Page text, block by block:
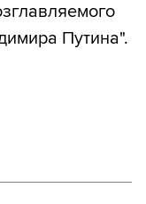
Путина".